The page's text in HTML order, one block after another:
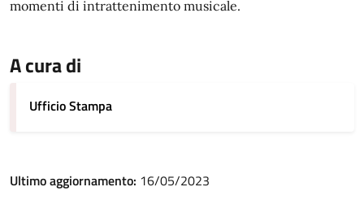
momenti di intrattenimento musicale.
A cura di
Ufficio Stampa
Ultimo aggiornamento: 16/05/2023